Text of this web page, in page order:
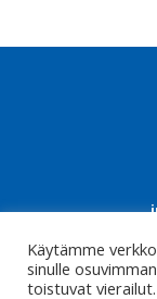
Käytämme
sinulle
toistuvat